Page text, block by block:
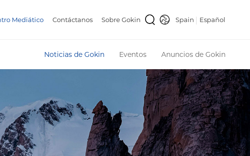
Mediático Contáctanos Sobre Gokin Spain Español
Noticias de Gokin Eventos Anuncios de Gokin